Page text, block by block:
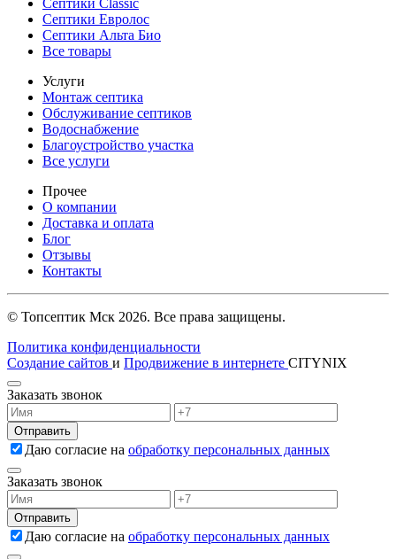
Септики Евролос
Септики Альта Био
Все товары
Услуги
Монтаж септика
Обслуживание септиков
Водоснабжение
Благоустройство участка
Все услуги
Прочее
О компании
Доставка и оплата
Блог
Отзывы
Контакты
© Топсептик Мск 2026. Все права защищены.
Политика конфиденциальности
Создание сайтов и Продвижение в интернете CITYNIX
Заказать звонок
Даю согласие на обработку персональных данных
Заказать звонок
Даю согласие на обработку персональных данных